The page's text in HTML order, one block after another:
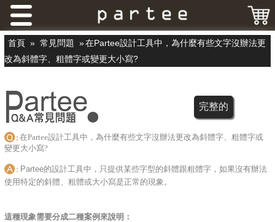
首頁 » 常見問題 »在Partee設計工具中，為什麼有些文字沒辦法更
改為斜體字、粗體字或變更大小寫?
在Partee設計工具中，為什麼有些文字沒辦法更改為斜體字、粗體字或
變更大小寫?
Partee的設計工具中，只提供某些字型的斜體跟粗體字，如果沒有辦法
使用特定的斜體、粗體或大小寫是正常的現象。
這種現象需要分成二種案例來說明：
完整的